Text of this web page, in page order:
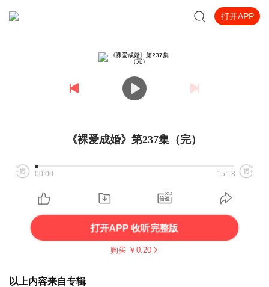
打开APP
《裸爱成婚》第237集（完）
00:00 15:18
打开APP 收听完整版
购买 ￥ 0.20
以上内容来自专辑